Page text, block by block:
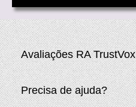
Avaliações RA TrustVox
Precisa de ajuda?